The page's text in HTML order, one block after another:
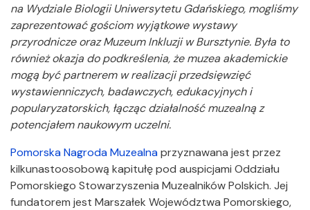
na Wydziale Biologii Uniwersytetu Gdańskiego, mogliśmy
zaprezentować gościom wyjątkowe wystawy
przyrodnicze oraz Muzeum Inkluzji w Bursztynie. Była to
również okazja do podkreślenia, że muzea akademickie
mogą być partnerem w realizacji przedsięwzięć
wystawienniczych, badawczych, edukacyjnych i
popularyzatorskich, łącząc działalność muzealną z
potencjałem naukowym uczelni.
Pomorska Nagroda Muzealnaprzyznawana jest przez
kilkunastoosobową kapitułę pod auspicjami Oddziału
Pomorskiego Stowarzyszenia Muzealników Polskich. Jej
fundatorem jest Marszałek Województwa Pomorskiego,